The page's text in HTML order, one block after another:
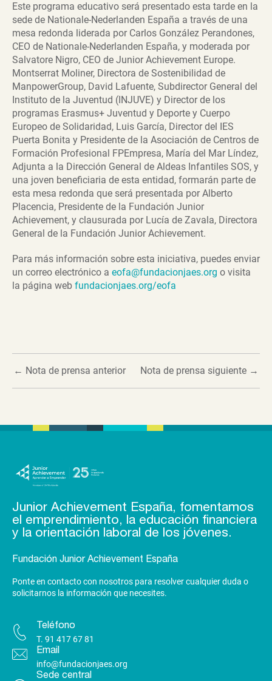
Este programa educativo será presentado esta tarde en la
sede de Nationale-Nederlanden España a través de una
mesa redonda liderada por Carlos González Perandones,
CEO de Nationale-Nederlanden España, y moderada por
Salvatore Nigro, CEO de Junior Achievement Europe.
Montserrat Moliner, Directora de Sostenibilidad de
ManpowerGroup, David Lafuente, Subdirector General del
Instituto de la Juventud (INJUVE) y Director de los
programas Erasmus+ Juventud y Deporte y Cuerpo
Europeo de Solidaridad, Luis García, Director del IES
Puerta Bonita y Presidente de la Asociación de Centros de
Formación Profesional FPEmpresa, María del Mar Líndez,
Adjunta a la Dirección General de Aldeas Infantiles SOS, y
una joven beneficiaria de esta entidad, formarán parte de
esta mesa redonda que será presentada por Alberto
Placencia, Presidente de la Fundación Junior
Achievement, y clausurada por Lucía de Zavala, Directora
General de la Fundación Junior Achievement.
Para más información sobre esta iniciativa, puedes enviar
un correo electrónico a eofa@fundacionjaes.org o visita
la página web fundacionjaes.org/eofa
← Nota de prensa anterior Nota de prensa siguiente →
Junior Achievement España, fomentamos
el emprendimiento, la educación financiera
y la orientación laboral de los jóvenes.
Fundación Junior Achievement España
Ponte en contacto con nosotros para resolver cualquier duda o
solicitarnos la información que necesites.
Teléfono
T. 91 417 67 81
Email
info@fundacionjaes.org
Sede central